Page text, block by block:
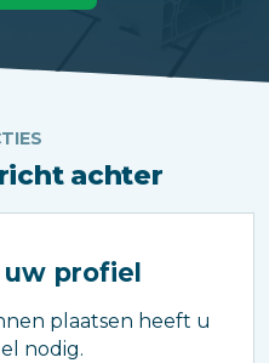
achter
profiel
plaatsen heeft u
nodig.